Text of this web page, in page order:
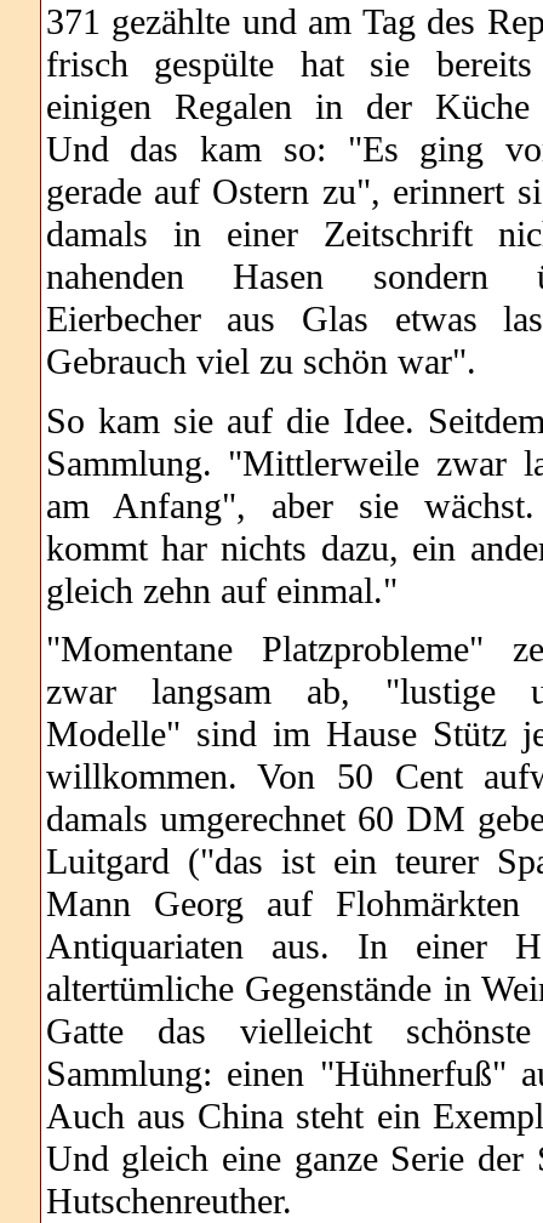
371 gezählte und am Tag des
frisch gespülte hat sie
einigen Regalen in der Küche
Und das kam so: "Es ging
gerade auf Ostern zu", erinnert
damals in einer Zeitschrift
nahenden Hasen sondern
Eierbecher aus Glas etwas
Gebrauch viel zu schön war".
So kam sie auf die Idee.
Sammlung. "Mittlerweile zwar
am Anfang", aber sie
kommt har nichts dazu, ein
gleich zehn auf einmal."
"Momentane Platzprobleme"
zwar langsam ab, "lustige
Modelle" sind im Hause Stütz
willkommen. Von 50 Cent
damals umgerechnet 60 DM
Luitgard ("das ist ein teurer
Mann Georg auf
Antiquariaten aus. In einer
altertümliche Gegenstände in
Gatte das vielleicht
Sammlung: einen "Hühnerfuß"
Auch aus China steht ein
Und gleich eine ganze Serie der
Hutschenreuther.